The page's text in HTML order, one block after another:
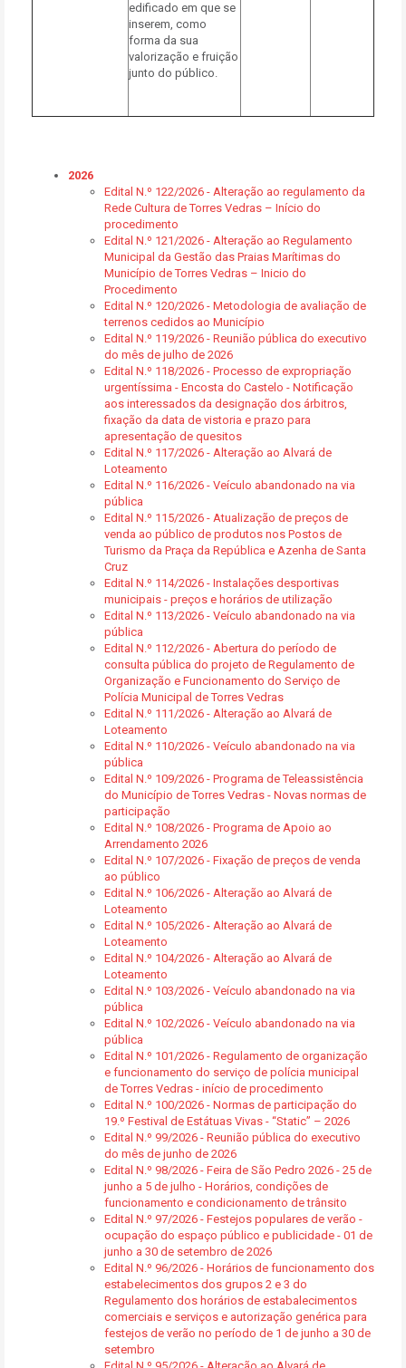
edificado em que se
inserem, como
forma da sua
valorização e fruição
junto do público.
2026
Edital N.º 122/2026 - Alteração ao regulamento da
Rede Cultura de Torres Vedras – Início do
procedimento
Edital N.º 121/2026 - Alteração ao Regulamento
Municipal da Gestão das Praias Marítimas do
Município de Torres Vedras – Inicio do
Procedimento
Edital N.º 120/2026 - Metodologia de avaliação de
terrenos cedidos ao Município
Edital N.º 119/2026 - Reunião pública do executivo
do mês de julho de 2026
Edital N.º 118/2026 - Processo de expropriação
urgentíssima - Encosta do Castelo - Notificação
aos interessados da designação dos árbitros,
fixação da data de vistoria e prazo para
apresentação de quesitos
Edital N.º 117/2026 - Alteração ao Alvará de
Loteamento
Edital N.º 116/2026 - Veículo abandonado na via
pública
Edital N.º 115/2026 - Atualização de preços de
venda ao público de produtos nos Postos de
Turismo da Praça da República e Azenha de Santa
Cruz
Edital N.º 114/2026 - Instalações desportivas
municipais - preços e horários de utilização
Edital N.º 113/2026 - Veículo abandonado na via
pública
Edital N.º 112/2026 - Abertura do período de
consulta pública do projeto de Regulamento de
Organização e Funcionamento do Serviço de
Polícia Municipal de Torres Vedras
Edital N.º 111/2026 - Alteração ao Alvará de
Loteamento
Edital N.º 110/2026 - Veículo abandonado na via
pública
Edital N.º 109/2026 - Programa de Teleassistência
do Município de Torres Vedras - Novas normas de
participação
Edital N.º 108/2026 - Programa de Apoio ao
Arrendamento 2026
Edital N.º 107/2026 - Fixação de preços de venda
ao público
Edital N.º 106/2026 - Alteração ao Alvará de
Loteamento
Edital N.º 105/2026 - Alteração ao Alvará de
Loteamento
Edital N.º 104/2026 - Alteração ao Alvará de
Loteamento
Edital N.º 103/2026 - Veículo abandonado na via
pública
Edital N.º 102/2026 - Veículo abandonado na via
pública
Edital N.º 101/2026 - Regulamento de organização
e funcionamento do serviço de polícia municipal
de Torres Vedras - início de procedimento
Edital N.º 100/2026 - Normas de participação do
19.º Festival de Estátuas Vivas - “Static” – 2026
Edital N.º 99/2026 - Reunião pública do executivo
do mês de junho de 2026
Edital N.º 98/2026 - Feira de São Pedro 2026 - 25 de
junho a 5 de julho - Horários, condições de
funcionamento e condicionamento de trânsito
Edital N.º 97/2026 - Festejos populares de verão -
ocupação do espaço público e publicidade - 01 de
junho a 30 de setembro de 2026
Edital N.º 96/2026 - Horários de funcionamento dos
estabelecimentos dos grupos 2 e 3 do
Regulamento dos horários de estabalecimentos
comerciais e serviços e autorização genérica para
festejos de verão no período de 1 de junho a 30 de
setembro